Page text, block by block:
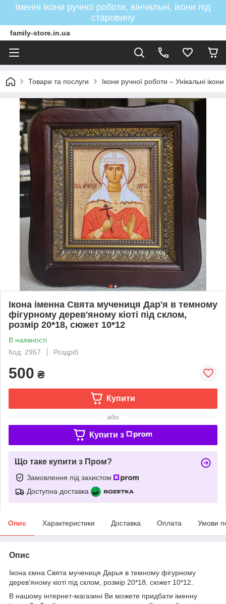
Іменні ікони ручної роботи, вінчальні, ікони під
старовину
family-store.in.ua
Товари та послуги Ікони ручної роботи – Унікальні
Ікона іменна Свята мучениця Дар'я в темному
фігурному дерев'яному кіоті під склом,
розмір 20*18, сюжет 10*12
В наявності
Код: 2957
Роздріб
500 ₴
Купити
або
Купити з
Що таке купити з Пром?
Замовлення під захистом
Доступна доставка
Опис Характеристики Доставка Оплата Умови
Опис
Ікона ємна Свята мучениця Дарья в темному фігурному
дерев'яному кіоті під склом, розмір 20*18, сюжет 10*12.
В нашому інтернет-магазині Ви можете придбати іменну